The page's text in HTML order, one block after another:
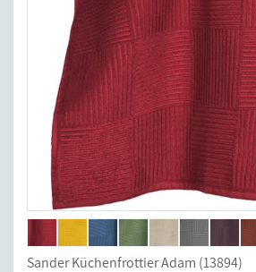
Sander Küchenfrottier Adam (13894)